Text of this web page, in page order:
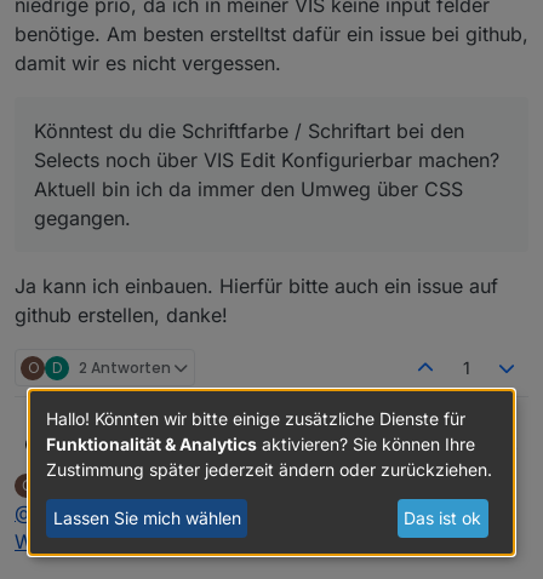
niedrige prio, da ich in meiner VIS keine input felder
benötige. Am besten erstelltst dafür ein issue bei github,
damit wir es nicht vergessen.
Könntest du die Schriftfarbe / Schriftart bei den
Selects noch über VIS Edit Konfigurierbar machen?
Aktuell bin ich da immer den Umweg über CSS
gegangen.
Ja kann ich einbauen. Hierfür bitte auch ein issue auf
github erstellen, danke!
O D 2 Antworten 1
Scrounger@Olisagte inTest Adapter Material Design Widgets
v0.2.x:
@Scrounger
sorry, aber ich habe mir deinen Link zig mal
folgendes ist ja standardmäßig eingestellt:
O
Online
schrieb am 24. Nov. 2019, 17:29
zuletzt editiert von
@ Scroungersaid inTest Adapter Material Design
Widgets v0.2.x:
Hallo! Könnten wir bitte einige zusätzliche Dienste für
Funktionalität & Analytics aktivieren? Sie können Ihre
Zustimmung später jederzeit ändern oder zurückziehen.
Lassen Sie mich wählen Das ist ok